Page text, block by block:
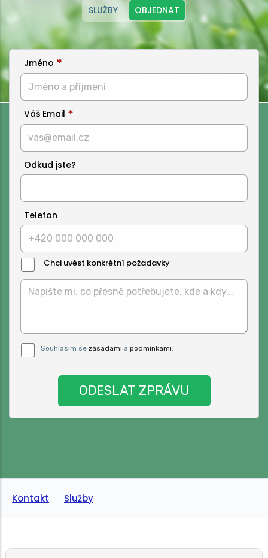
SLUŽBY OBJEDNAT
Jméno
Váš Email
Odkud jste?
Telefon
Chci uvést konkrétní požadavky
Zprávy:
Pro odeslání musite odsouhlasit naše
podmínky.
Souhlasím se zásadami a podmínkami.
Kontakt Služby